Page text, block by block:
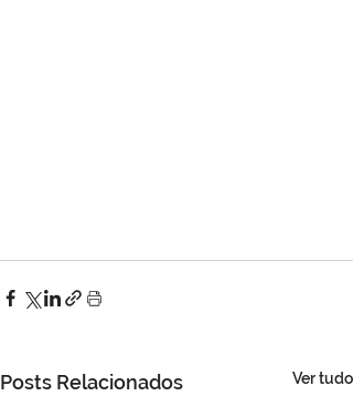
Posts Relacionados Ver tudo